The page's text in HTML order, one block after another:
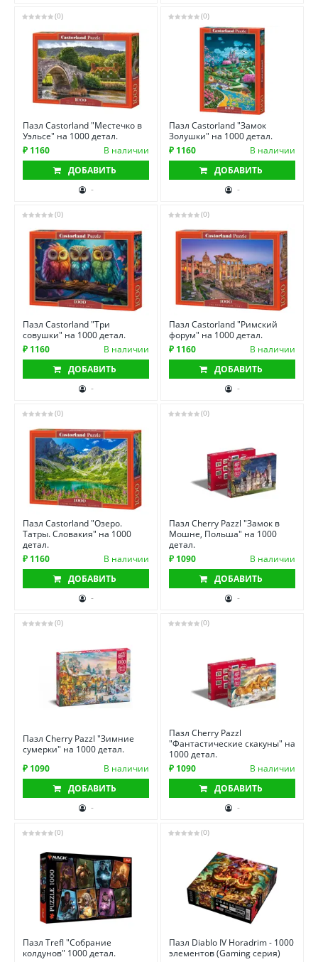
(0)
Пазл Castorland "Местечко в
Уэльсе" на 1000 детал.
₽ 1160
В наличии
ДОБАВИТЬ
-
(0)
Пазл Castorland "Замок
Золушки" на 1000 детал.
₽ 1160
В наличии
ДОБАВИТЬ
-
(0)
Пазл Castorland "Три
совушки" на 1000 детал.
₽ 1160
В наличии
ДОБАВИТЬ
-
(0)
Пазл Castorland "Римский
форум" на 1000 детал.
₽ 1160
В наличии
ДОБАВИТЬ
-
(0)
Пазл Castorland "Озеро.
Татры. Словакия" на 1000
детал.
₽ 1160
В наличии
ДОБАВИТЬ
-
(0)
Пазл Cherry Pazzl "Замок в
Мошне, Польша" на 1000
детал.
₽ 1090
В наличии
ДОБАВИТЬ
-
(0)
Пазл Cherry Pazzl "Зимние
сумерки" на 1000 детал.
₽ 1090
В наличии
ДОБАВИТЬ
-
(0)
Пазл Cherry Pazzl
"Фантастические скакуны" на
1000 детал.
₽ 1090
В наличии
ДОБАВИТЬ
-
(0)
Пазл Trefl "Собрание
колдунов" 1000 детал.
(0)
Пазл Diablo IV Horadrim - 1000
элементов (Gaming серия)